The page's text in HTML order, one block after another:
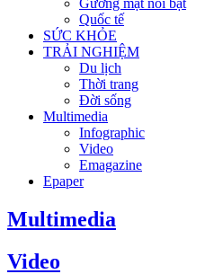
Gương mặt nổi bật
Quốc tế
SỨC KHỎE
TRẢI NGHIỆM
Du lịch
Thời trang
Đời sống
Multimedia
Infographic
Video
Emagazine
Epaper
Multimedia
Video